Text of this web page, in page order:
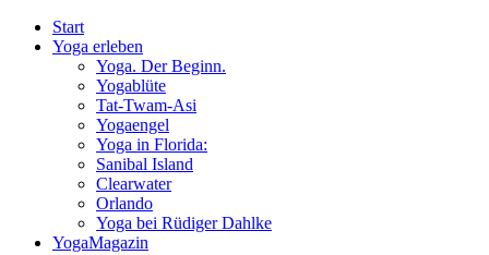
Start
Yoga erleben
Yoga. Der Beginn.
Yogablüte
Tat-Twam-Asi
Yogaengel
Yoga in Florida:
Sanibal Island
Clearwater
Orlando
Yoga bei Rüdiger Dahlke
YogaMagazin